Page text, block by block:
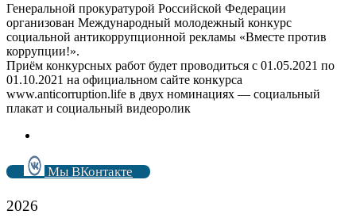
Генеральной прокуратурой Российской Федерации
организован Международный молодежный конкурс
социальной антикоррупционной рекламы «Вместе против
коррупции!».
Приём конкурсных работ будет проводиться с 01.05.2021 по
01.10.2021 на официальном сайте конкурса
www.anticorruption.life в двух номинациях — социальный
плакат и социальный видеоролик
Мы ВКонтакте
2026